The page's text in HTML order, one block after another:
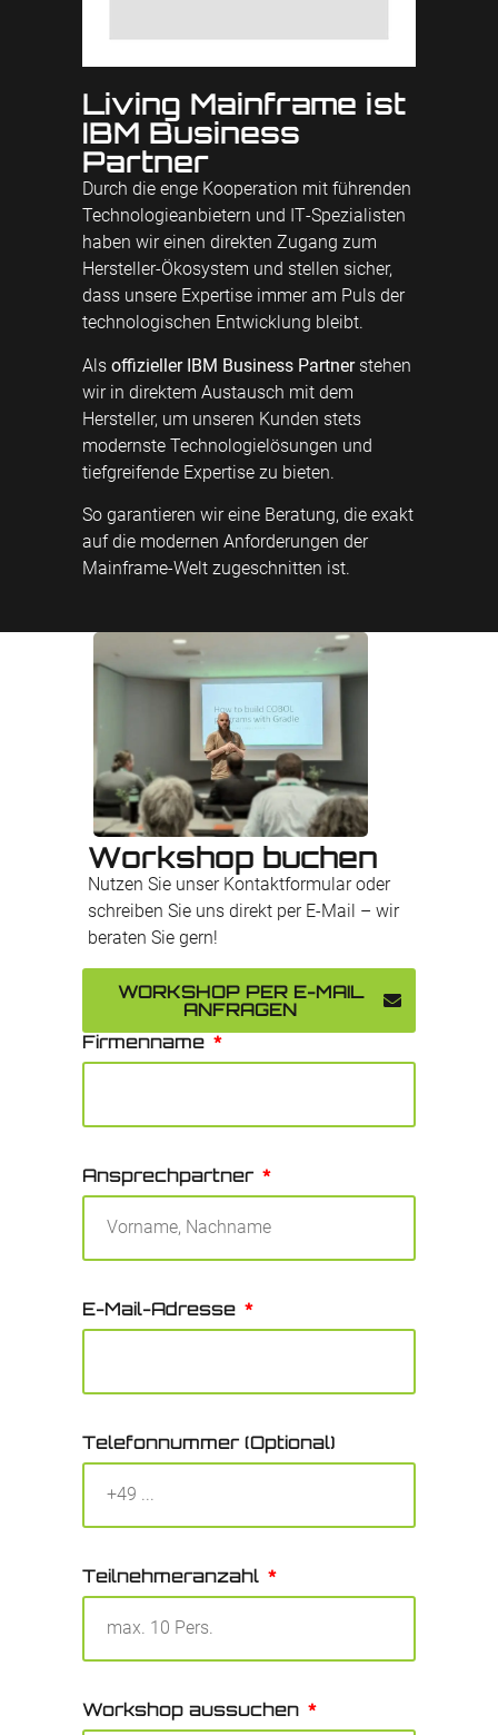
Living Mainframe ist
IBM Business
Partner
Durch die enge Kooperation mit führenden
Technologieanbietern und IT‑Spezialisten
haben wir einen direkten Zugang zum
Hersteller-Ökosystem und stellen sicher,
dass unsere Expertise immer am Puls der
technologischen Entwicklung bleibt.
Als offizieller IBM Business Partnerstehen
wir in direktem Austausch mit dem
Hersteller, um unseren Kunden stets
modernste Technologielösungen und
tiefgreifende Expertise zu bieten.
So garantieren wir eine Beratung, die exakt
auf die modernen Anforderungen der
Mainframe-Welt zugeschnitten ist.
Workshop buchen
Nutzen Sie unser Kontaktformular oder
schreiben Sie uns direkt per E-Mail – wir
beraten Sie gern!
WORKSHOP PER E-MAIL
ANFRAGEN
Firmenname
Ansprechpartner
E-Mail-Adresse
Telefonnummer (Optional)
Teilnehmeranzahl
Workshop aussuchen